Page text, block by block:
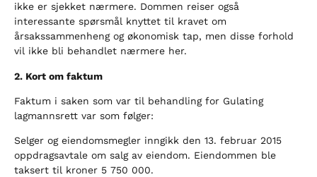
ikke er sjekket nærmere. Dommen reiser også
interessante spørsmål knyttet til kravet om
årsakssammenheng og økonomisk tap, men disse forhold
vil ikke bli behandlet nærmere her.
2. Kort om faktum
Faktum i saken som var til behandling for Gulating
lagmannsrett var som følger:
Selger og eiendomsmegler inngikk den 13. februar 2015
oppdragsavtale om salg av eiendom. Eiendommen ble
taksert til kroner 5 750 000.